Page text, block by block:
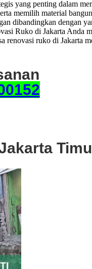
yang penting dalam
memilih material
dibandingkan dengan
Ruko di Jakarta Anda
renovasi ruko di Jakarta